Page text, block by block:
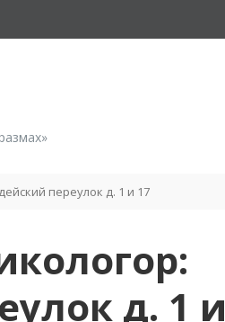
переулок д. 1 и 17
д. 1 и